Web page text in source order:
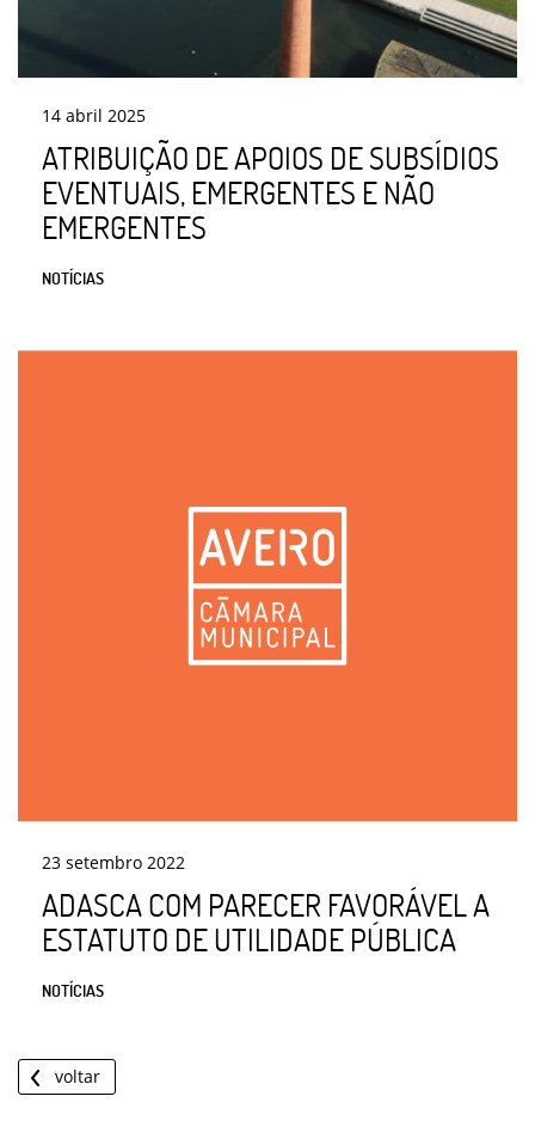
14 abril 2025
ATRIBUIÇÃO DE APOIOS DE SUBSÍDIOS
EVENTUAIS, EMERGENTES E NÃO
EMERGENTES
NOTÍCIAS
23 setembro 2022
ADASCA COM PARECER FAVORÁVEL A
ESTATUTO DE UTILIDADE PÚBLICA
NOTÍCIAS
voltar